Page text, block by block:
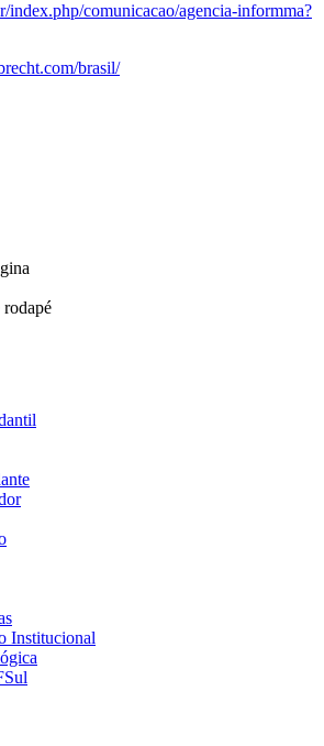
comunicacao/agencia-informma?
brasil/
Institucional